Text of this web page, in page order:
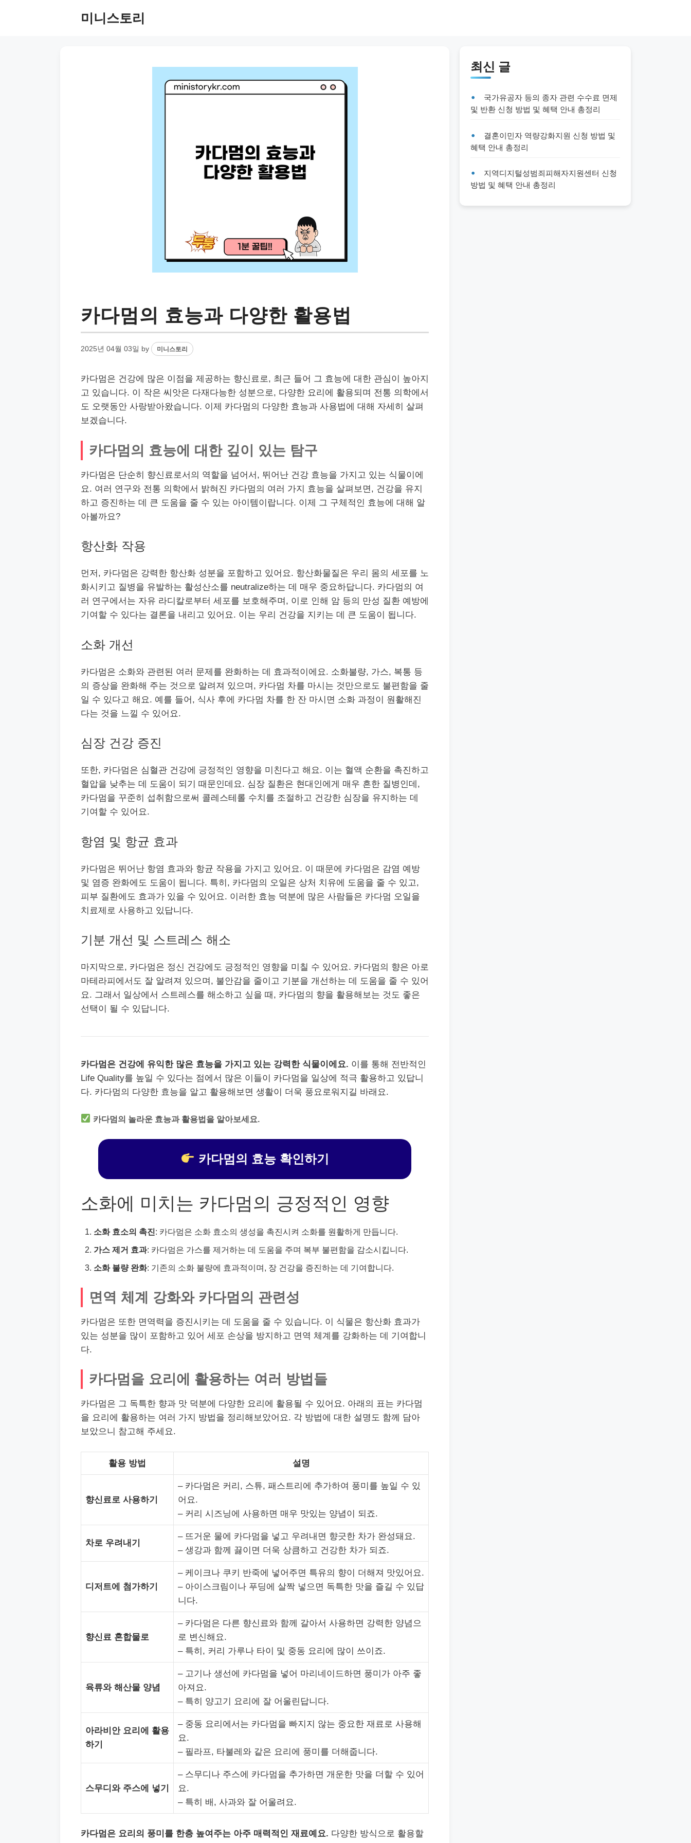
미니스토리
카다멈의 효능과 다양한 활용법
2025년 04월 03일 by 미니스토리
카다멈은 건강에 많은 이점을 제공하는 향신료로, 최근 들어 그 효능에 대한 관심이 높아지
고 있습니다. 이 작은 씨앗은 다재다능한 성분으로, 다양한 요리에 활용되며 전통 의학에서
도 오랫동안 사랑받아왔습니다. 이제 카다멈의 다양한 효능과 사용법에 대해 자세히 살펴
보겠습니다.
카다멈의 효능에 대한 깊이 있는 탐구
카다멈은 단순히 향신료로서의 역할을 넘어서, 뛰어난 건강 효능을 가지고 있는 식물이에
요. 여러 연구와 전통 의학에서 밝혀진 카다멈의 여러 가지 효능을 살펴보면, 건강을 유지
하고 증진하는 데 큰 도움을 줄 수 있는 아이템이랍니다. 이제 그 구체적인 효능에 대해 알
아볼까요?
항산화 작용
먼저, 카다멈은 강력한 항산화 성분을 포함하고 있어요. 항산화물질은 우리 몸의 세포를 노
화시키고 질병을 유발하는 활성산소를 neutralize하는 데 매우 중요하답니다. 카다멈의 여
러 연구에서는 자유 라디칼로부터 세포를 보호해주며, 이로 인해 암 등의 만성 질환 예방에
기여할 수 있다는 결론을 내리고 있어요. 이는 우리 건강을 지키는 데 큰 도움이 됩니다.
소화 개선
카다멈은 소화와 관련된 여러 문제를 완화하는 데 효과적이에요. 소화불량, 가스, 복통 등
의 증상을 완화해 주는 것으로 알려져 있으며, 카다멈 차를 마시는 것만으로도 불편함을 줄
일 수 있다고 해요. 예를 들어, 식사 후에 카다멈 차를 한 잔 마시면 소화 과정이 원활해진
다는 것을 느낄 수 있어요.
심장 건강 증진
또한, 카다멈은 심혈관 건강에 긍정적인 영향을 미친다고 해요. 이는 혈액 순환을 촉진하고
혈압을 낮추는 데 도움이 되기 때문인데요. 심장 질환은 현대인에게 매우 흔한 질병인데,
카다멈을 꾸준히 섭취함으로써 콜레스테롤 수치를 조절하고 건강한 심장을 유지하는 데
기여할 수 있어요.
항염 및 항균 효과
카다멈은 뛰어난 항염 효과와 항균 작용을 가지고 있어요. 이 때문에 카다멈은 감염 예방
및 염증 완화에도 도움이 됩니다. 특히, 카다멈의 오일은 상처 치유에 도움을 줄 수 있고,
피부 질환에도 효과가 있을 수 있어요. 이러한 효능 덕분에 많은 사람들은 카다멈 오일을
치료제로 사용하고 있답니다.
기분 개선 및 스트레스 해소
마지막으로, 카다멈은 정신 건강에도 긍정적인 영향을 미칠 수 있어요. 카다멈의 향은 아로
마테라피에서도 잘 알려져 있으며, 불안감을 줄이고 기분을 개선하는 데 도움을 줄 수 있어
요. 그래서 일상에서 스트레스를 해소하고 싶을 때, 카다멈의 향을 활용해보는 것도 좋은
선택이 될 수 있답니다.
카다멈은 건강에 유익한 많은 효능을 가지고 있는 강력한 식물이에요. 이를 통해 전반적인
Life Quality를 높일 수 있다는 점에서 많은 이들이 카다멈을 일상에 적극 활용하고 있답니
다. 카다멈의 다양한 효능을 알고 활용해보면 생활이 더욱 풍요로워지길 바래요.
카다멈의 놀라운 효능과 활용법을 알아보세요.
카다멈의 효능 확인하기
소화에 미치는 카다멈의 긍정적인 영향
소화 효소의 촉진: 카다멈은 소화 효소의 생성을 촉진시켜 소화를 원활하게 만듭니다.
가스 제거 효과: 카다멈은 가스를 제거하는 데 도움을 주며 복부 불편함을 감소시킵니다.
소화 불량 완화: 기존의 소화 불량에 효과적이며, 장 건강을 증진하는 데 기여합니다.
면역 체계 강화와 카다멈의 관련성
카다멈은 또한 면역력을 증진시키는 데 도움을 줄 수 있습니다. 이 식물은 항산화 효과가
있는 성분을 많이 포함하고 있어 세포 손상을 방지하고 면역 체계를 강화하는 데 기여합니
다.
카다멈을 요리에 활용하는 여러 방법들
카다멈은 그 독특한 향과 맛 덕분에 다양한 요리에 활용될 수 있어요. 아래의 표는 카다멈
을 요리에 활용하는 여러 가지 방법을 정리해보았어요. 각 방법에 대한 설명도 함께 담아
보았으니 참고해 주세요.
활용 방법 설명
향신료로 사용하기
– 카다멈은 커리, 스튜, 패스트리에 추가하여 풍미를 높일 수 있
어요.
– 커리 시즈닝에 사용하면 매우 맛있는 양념이 되죠.
차로 우려내기
– 뜨거운 물에 카다멈을 넣고 우려내면 향긋한 차가 완성돼요.
– 생강과 함께 끓이면 더욱 상큼하고 건강한 차가 되죠.
디저트에 첨가하기
– 케이크나 쿠키 반죽에 넣어주면 특유의 향이 더해져 맛있어요.
– 아이스크림이나 푸딩에 살짝 넣으면 독특한 맛을 즐길 수 있답
니다.
향신료 혼합물로
– 카다멈은 다른 향신료와 함께 갈아서 사용하면 강력한 양념으
로 변신해요.
– 특히, 커리 가루나 타이 및 중동 요리에 많이 쓰이죠.
육류와 해산물 양념
– 고기나 생선에 카다멈을 넣어 마리네이드하면 풍미가 아주 좋
아져요.
– 특히 양고기 요리에 잘 어울린답니다.
아라비안 요리에 활용
하기
– 중동 요리에서는 카다멈을 빠지지 않는 중요한 재료로 사용해
요.
– 필라프, 타불레와 같은 요리에 풍미를 더해줍니다.
스무디와 주스에 넣기
– 스무디나 주스에 카다멈을 추가하면 개운한 맛을 더할 수 있어
요.
– 특히 배, 사과와 잘 어울려요.
카다멈은 요리의 풍미를 한층 높여주는 아주 매력적인 재료예요. 다양한 방식으로 활용할
최신 글
국가유공자 등의 종자 관련 수수료 면제
및 반환 신청 방법 및 혜택 안내 총정리
결혼이민자 역량강화지원 신청 방법 및
혜택 안내 총정리
지역디지털성범죄피해자지원센터 신청
방법 및 혜택 안내 총정리